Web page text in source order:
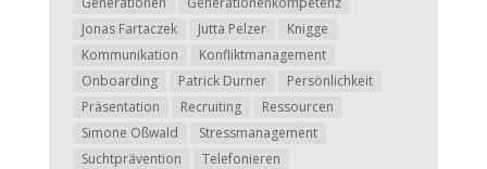
Jonas Fartaczek
Jutta Pelzer
Knigge
Kommunikation
Konfliktmanagement
Onboarding
Patrick Durner
Persönlichkeit
Präsentation
Recruiting
Ressourcen
Simone Oßwald
Stressmanagement
Suchtprävention
Telefonieren